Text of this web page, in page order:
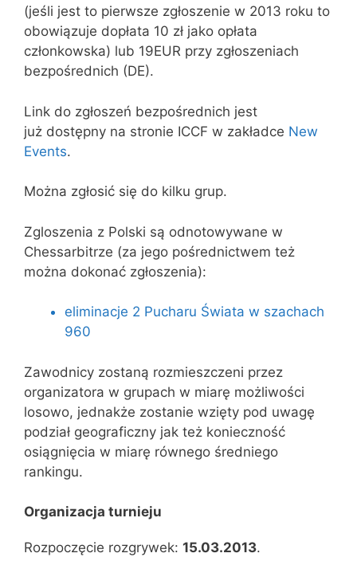
(jeśli jest to pierwsze zgłoszenie w 2013 roku to
obowiązuje dopłata 10 zł jako opłata
członkowska) lub 19EUR przy zgłoszeniach
bezpośrednich (DE).
Link do zgłoszeń bezpośrednich jest
już dostępny na stronie ICCF w zakładce New
Events.
Można zgłosić się do kilku grup.
Zgloszenia z Polski są odnotowywane w
Chessarbitrze (za jego pośrednictwem też
można dokonać zgłoszenia):
eliminacje 2 Pucharu Świata w szachach
960
Zawodnicy zostaną rozmieszczeni przez
organizatora w grupach w miarę możliwości
losowo, jednakże zostanie wzięty pod uwagę
podział geograficzny jak też konieczność
osiągnięcia w miarę równego średniego
rankingu.
Organizacja turnieju
Rozpoczęcie rozgrywek: 15.03.2013.